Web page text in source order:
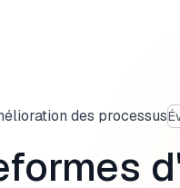
des processus